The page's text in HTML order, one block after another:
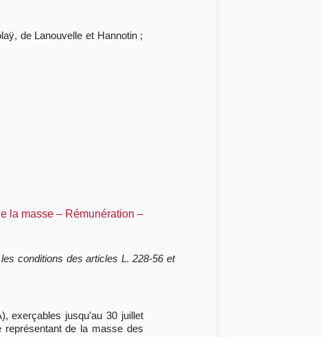
de Lanouvelle et Hannotin ;
la masse – Rémunération –
conditions des articles L. 228-56 et
exerçables jusqu'au 30 juillet
de la masse des